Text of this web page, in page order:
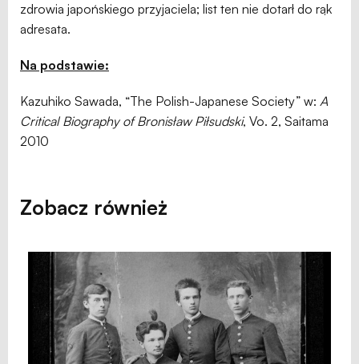
zdrowia japońskiego przyjaciela; list ten nie dotarł do rąk
adresata.
Na podstawie:
Kazuhiko Sawada, “The Polish-Japanese Society” w: A
Critical Biography of Bronisław Piłsudski, Vo. 2, Saitama
2010
Zobacz również